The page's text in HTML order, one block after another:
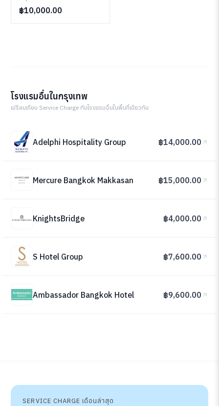
฿10,000.00
โรงแรมอื่นในกรุงเทพ
เปรียบเทียบ Service Charge กับโรงแรมอื่นในพื้นที่เดียวกัน
Adelphi Hospitality Group ฿14,000.00
Mercure Bangkok Makkasan ฿15,000.00
KnightsBridge ฿4,000.00
S Hotel Group ฿7,600.00
Ambassador Bangkok Hotel ฿9,600.00
SERVICE CHARGE เดือนล่าสุด